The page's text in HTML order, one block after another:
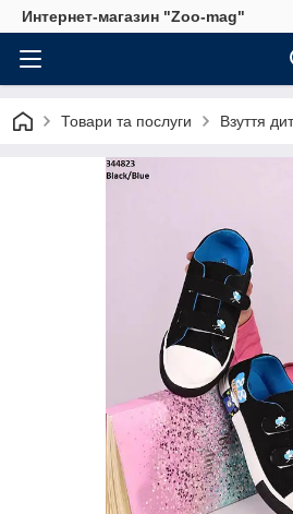
Интернет-магазин "Zoo-mag"
Товари та послуги Взуття